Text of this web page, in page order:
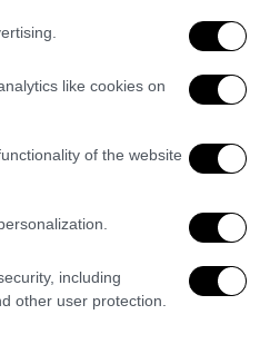
like cookies on
of the website
including
other user protection.
φροντίδας
Η
ότι θα την
μετά
απείθεια.